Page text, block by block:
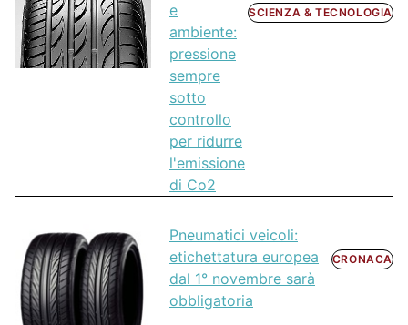
e
ambiente:
pressione
sempre
sotto
controllo
per ridurre
l'emissione
di Co2
SCIENZA & TECNOLOGIA
Pneumatici veicoli:
etichettatura europea
dal 1° novembre sarà
obbligatoria
CRONACA